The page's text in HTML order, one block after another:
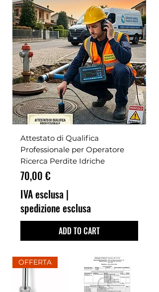
Attestato di Qualifica
Professionale per Operatore
Ricerca Perdite Idriche
Prezzo
70,00 €
IVA esclusa |
spedizione esclusa
ADD TO CART
OFFERTA